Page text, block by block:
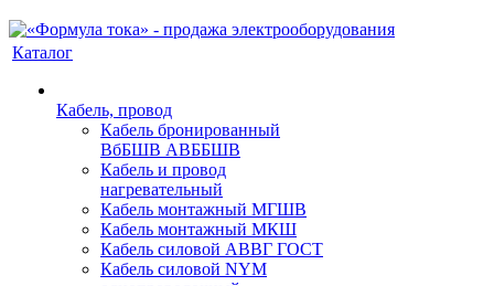
Каталог
Кабель, провод
Кабель бронированный
ВбБШВ АВББШВ
Кабель и провод
нагревательный
Кабель монтажный МГШВ
Кабель монтажный МКШ
Кабель силовой АВВГ ГОСТ
Кабель силовой NYM